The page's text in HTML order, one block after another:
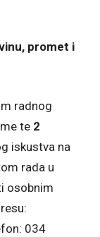
promet i
radnog
te 2
iskustva na
rada u
osobnim
034